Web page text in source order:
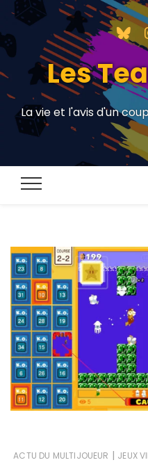
Les
La vie et l'avis d'un
ACTU DU MULTIJOUEUR | JEUX